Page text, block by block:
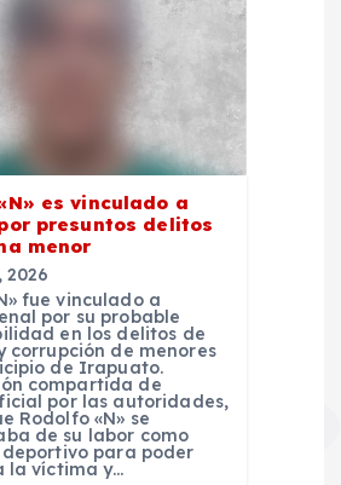
es vinculado a
presuntos delitos
menor
2026
fue vinculado a
por su probable
en los delitos de
corrupción de menores
de Irapuato.
compartida de
por las autoridades,
Rodolfo «N» se
de su labor como
para poder
la víctima y…